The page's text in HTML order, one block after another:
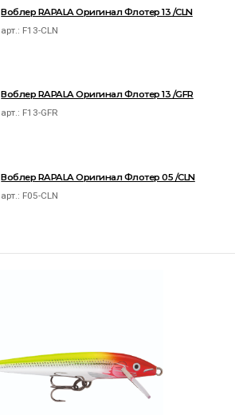
Воблер RAPALA Оригинал Флотер 13 /CLN
арт.: F13-CLN
Воблер RAPALA Оригинал Флотер 13 /GFR
арт.: F13-GFR
Воблер RAPALA Оригинал Флотер 05 /CLN
арт.: F05-CLN